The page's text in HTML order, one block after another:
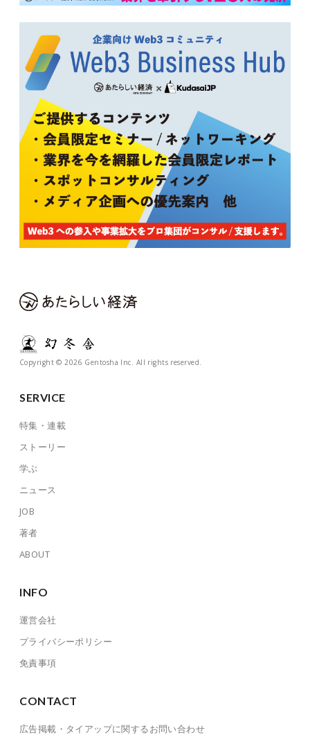
Copyright © 2026 Gentosha Inc. All rights reserved.
SERVICE
特集・連載
ストーリー
学ぶ
ニュース
JOB
著者
ABOUT
INFO
運営会社
プライバシーポリシー
免責事項
CONTACT
広告掲載・タイアップに関するお問い合わせ